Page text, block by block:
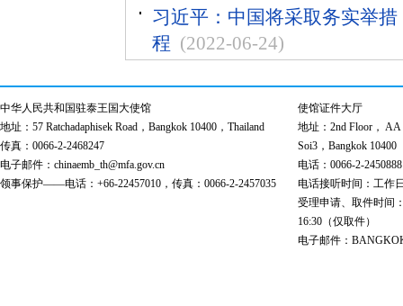
习近平：中国将采取务实举
程 (2022-06-24)
中华人民共和国驻泰王国大使馆
地址：57 Ratchadaphisek Road，Bangkok 10400，Thailand
传真：0066-2-2468247
电子邮件：chinaemb_th@mfa.gov.cn
领事保护——电话：+66-22457010，传真：0066-2-2457035
使馆证件大厅
地址：2nd Floor， AA
Soi3，Bangkok 10400
电话：0066-2-
电话接听时间：工作
受理申请、取件时间
16:30（仅取件）
电子邮件：